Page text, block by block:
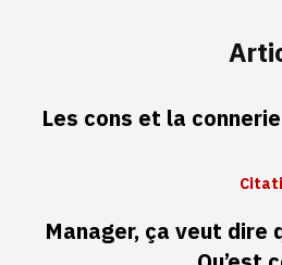
Les cons et la
Manager, ça veut dire